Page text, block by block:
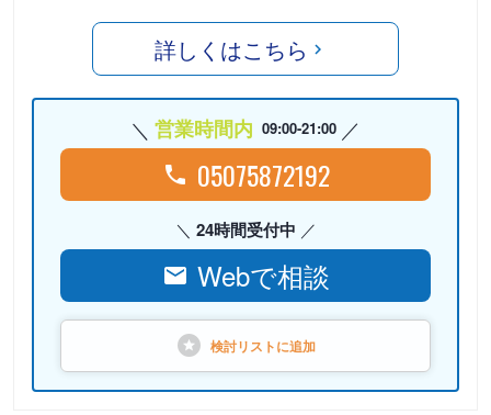
詳しくはこちら
営業時間内 09:00-21:00
05075872192
24時間受付中
Webで相談
検討リストに追加